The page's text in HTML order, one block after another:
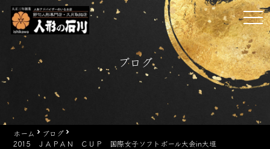
Skip
content
ブログ
ホーム
ブログ
2015 ＪＡＰＡＮ ＣＵＰ 国際女子ソフトボール大会in大垣